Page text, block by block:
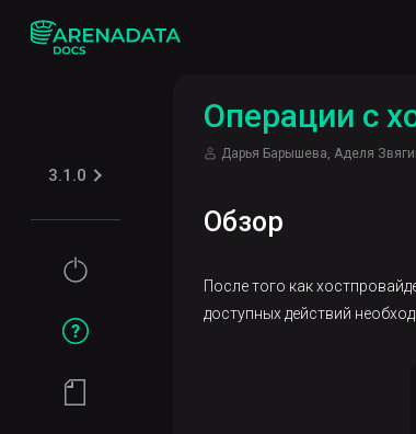
3.1.0
Установка
настройка
операции
Операции с
Дарья Барышева, Аделя
Обзор
После того как
доступных действий